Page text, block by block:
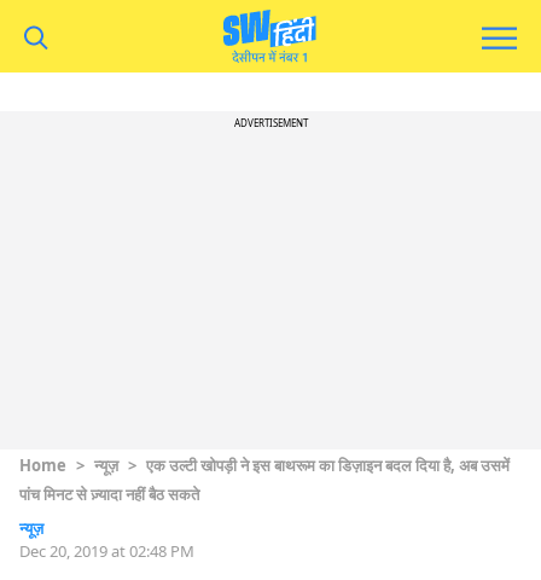
ADVERTISEMENT
Home > न्यूज़ > एक उल्टी खोपड़ी ने इस बाथरूम का डिज़ाइन बदल दिया है, अब उसमें
पांच मिनट से ज़्यादा नहीं बैठ सकते
न्यूज़
Dec 20, 2019 at 02:48 PM